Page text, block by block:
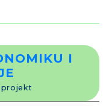
I
projekt